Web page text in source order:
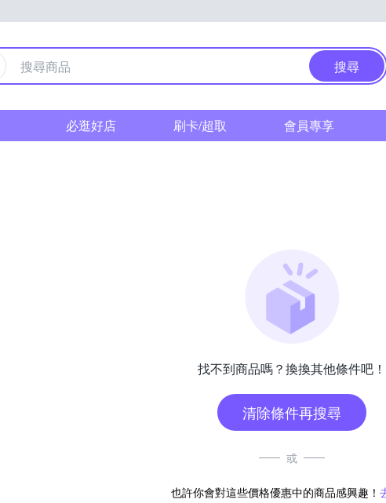
搜尋
必逛好店 刷卡/超取 會員專享
找不到商品嗎？換換其他條件吧！
清除條件再搜尋
或
也許你會對這些價格優惠中的商品感興趣！